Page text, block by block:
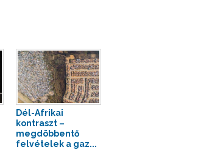
Dél-Afrikai
kontraszt –
megdöbbentő
felvételek a gaz...